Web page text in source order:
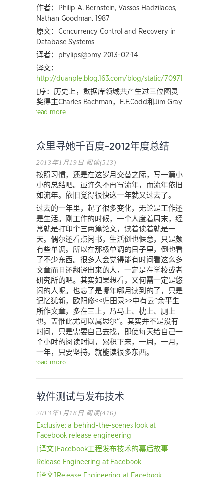
作者：Philip A. Bernstein, Vassos Hadzilacos,
Nathan Goodman. 1987
原文：Concurrency Control and Recovery in
Database Systems
译者：phylips@bmy 2013-02-14
译文：
http://duanple.blog.163.com/blog/static/
[序：历史上，数据库领域共产生过三位图灵
奖得主Charles Bachman，E.F.Codd和Jim Gray
read more
众里寻她千百度–2012年度总结
2013年1月19日 阅读(513)
按照习惯，还是在这岁月交替之际，写一篇小
小的总结吧。虽许久不再写流年，而流年依旧
如流年。依旧觉得很快这一年就又过去了。
过去的一年里，起了很多变化，无论是工作还
是生活。刚工作的时候，一个人度着周末，经
常就是打印个三两篇论文，读着读着就是一
天。偶尔还看点闲书，生活倒也惬意，只是颇
有些单调。所以在那极单调的日子里，倒也看
了不少东西。很多人会觉得能有时间看这么多
文章而且还翻译出来的人，一定是在学校或者
研究所的吧。其实如果想看，又何需一定是悠
闲的人呢。也忘了是哪年哪月读到的了，只是
记忆犹新，欧阳修<<归田录>>中有云”余平生
所作文章，多在三上，乃马上、枕上、厕上
也。盖惟此尤可以属思尔“。其实并不是没有
时间，只是需要自己去找，即使每天给自己一
个小时的阅读时间，累积下来，一周，一月，
一年，只要坚持，就能读很多东西。
read more
软件测试与发布技术
2013年1月18日 阅读(416)
Exclusive: a behind-the-scenes look at
Facebook release engineering
[译文]Facebook工程发布技术的幕后故事
Release Engineering at Facebook
[译文]Release Engineering at Facebook